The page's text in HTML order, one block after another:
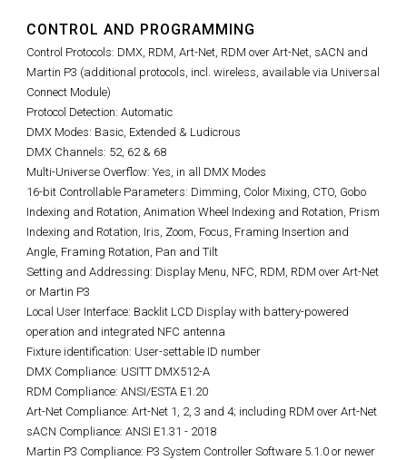
CONTROL AND PROGRAMMING
Control Protocols: DMX, RDM, Art-Net, RDM over Art-Net, sACN and
Martin P3 (additional protocols, incl. wireless, available via Universal
Connect Module)
Protocol Detection: Automatic
DMX Modes: Basic, Extended & Ludicrous
DMX Channels: 52, 62 & 68
Multi-Universe Overflow: Yes, in all DMX Modes
16-bit Controllable Parameters: Dimming, Color Mixing, CTO, Gobo
Indexing and Rotation, Animation Wheel Indexing and Rotation, Prism
Indexing and Rotation, Iris, Zoom, Focus, Framing Insertion and
Angle, Framing Rotation, Pan and Tilt
Setting and Addressing: Display Menu, NFC, RDM, RDM over Art-Net
or Martin P3
Local User Interface: Backlit LCD Display with battery-powered
operation and integrated NFC antenna
Fixture identification: User-settable ID number
DMX Compliance: USITT DMX512-A
RDM Compliance: ANSI/ESTA E1.20
Art-Net Compliance: Art-Net 1, 2, 3 and 4; including RDM over Art-Net
sACN Compliance: ANSI E1.31 - 2018
Martin P3 Compliance: P3 System Controller Software 5.1.0 or newer